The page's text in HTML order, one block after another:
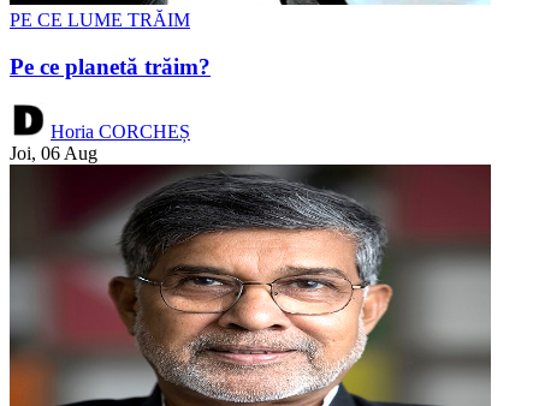
PE CE LUME TRĂIM
Pe ce planetă trăim?
Horia CORCHEȘ
Joi, 06 Aug